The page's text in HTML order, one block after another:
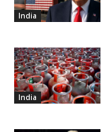
India
India